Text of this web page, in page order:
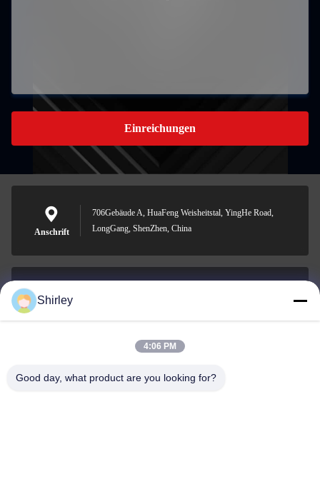
Einreichungen
Anschrift
706Gebäude A, HuaFeng Weisheitstal, YingHe Road,
LongGang, ShenZhen, China
E-Mail-Adresse
0086-18148506772
Shirley
4:06 PM
Good day, what product are you looking for?